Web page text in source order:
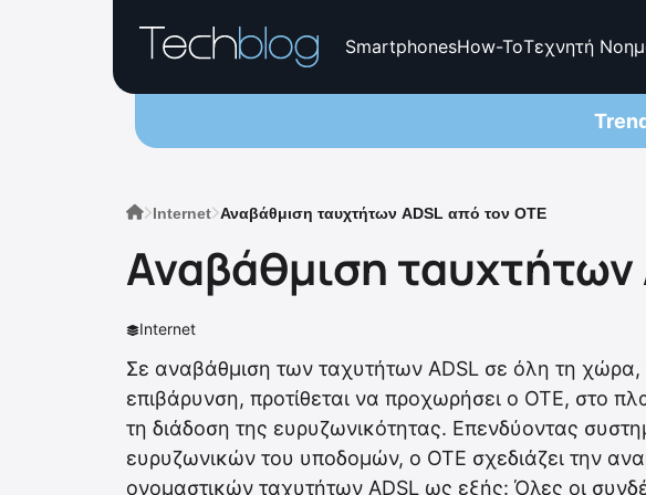
SmartphonesHow-ToΤεχνητή
Internet Αναβάθμιση ταυχτήτων ADSL από τον ΟΤΕ
Αναβάθμιση ταυχτήτων
Internet
Σε αναβάθμιση των ταχυτήτων ADSL σε όλη τη χώρα,
επιβάρυνση, προτίθεται να προχωρήσει ο ΟΤΕ, στο
τη διάδοση της ευρυζωνικότητας. Επενδύοντας
ευρυζωνικών του υποδομών, ο ΟΤΕ σχεδιάζει την
ονομαστικών ταχυτήτων ADSL ως εξής: Όλες οι